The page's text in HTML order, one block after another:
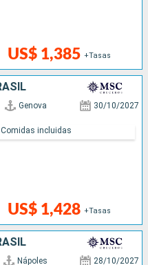
US$ 1,385 +Tasas
Genova 30/10/2027
US$ 1,428 +Tasas
Comidas incluidas
Nápoles 28/10/2027